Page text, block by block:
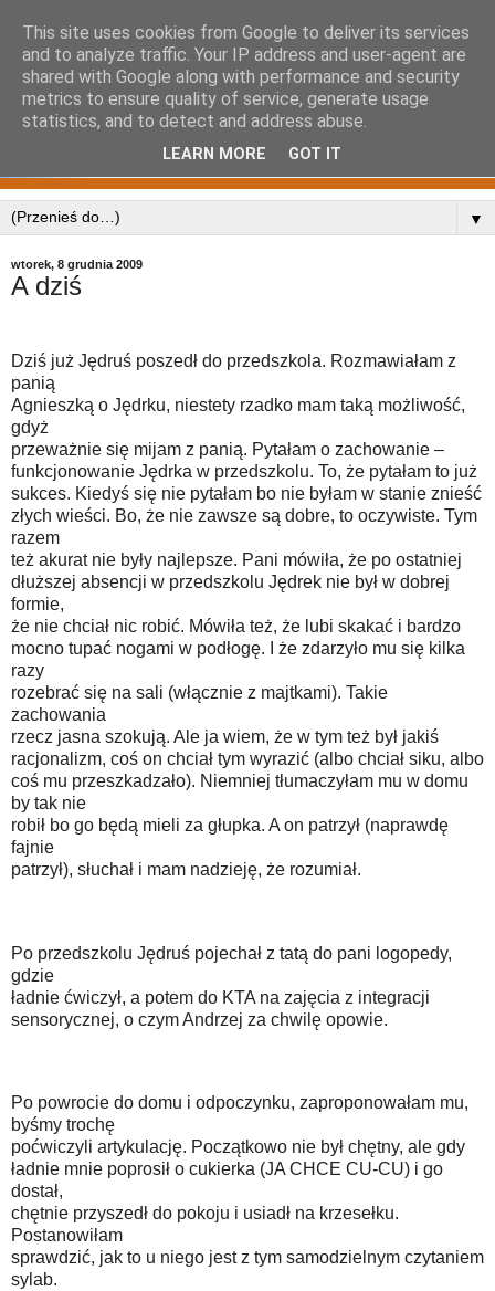
▼
wtorek, 8 grudnia 2009
A dziś
Dziś już Jędruś poszedł do przedszkola. Rozmawiałam z
panią
Agnieszką o Jędrku, niestety rzadko mam taką możliwość,
gdyż
przeważnie się mijam z panią. Pytałam o zachowanie –
funkcjonowanie Jędrka w przedszkolu. To, że pytałam to już
sukces. Kiedyś się nie pytałam bo nie byłam w stanie znieść
złych wieści. Bo, że nie zawsze są dobre, to oczywiste. Tym
razem
też akurat nie były najlepsze. Pani mówiła, że po ostatniej
dłuższej absencji w przedszkolu Jędrek nie był w dobrej
formie,
że nie chciał nic robić. Mówiła też, że lubi skakać i bardzo
mocno tupać nogami w podłogę. I że zdarzyło mu się kilka
razy
rozebrać się na sali (włącznie z majtkami). Takie
zachowania
rzecz jasna szokują. Ale ja wiem, że w tym też był jakiś
racjonalizm, coś on chciał tym wyrazić (albo chciał siku, albo
coś mu przeszkadzało). Niemniej tłumaczyłam mu w domu
by tak nie
robił bo go będą mieli za głupka. A on patrzył (naprawdę
fajnie
patrzył), słuchał i mam nadzieję, że rozumiał.
Po przedszkolu Jędruś pojechał z tatą do pani logopedy,
gdzie
ładnie ćwiczył, a potem do KTA na zajęcia z integracji
sensorycznej, o czym Andrzej za chwilę opowie.
Po powrocie do domu i odpoczynku, zaproponowałam mu,
byśmy trochę
poćwiczyli artykulację. Początkowo nie był chętny, ale gdy
ładnie mnie poprosił o cukierka (JA CHCE CU-CU) i go
dostał,
chętnie przyszedł do pokoju i usiadł na krzesełku.
Postanowiłam
sprawdzić, jak to u niego jest z tym samodzielnym czytaniem
sylab.
This site uses cookies from Google to deliver its services
and to analyze traffic. Your IP address and user-agent are
shared with Google along with performance and security
metrics to ensure quality of service, generate usage
statistics, and to detect and address abuse.
LEARN MORE GOT IT